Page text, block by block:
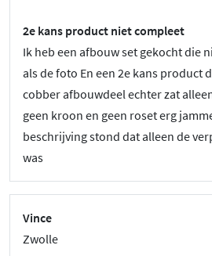
2e kans product niet compleet
Ik heb een afbouw set gekocht die
als de foto En een 2e kans product
cobber afbouwdeel echter zat
geen kroon en geen roset erg
beschrijving stond dat alleen de
was
Vince
Zwolle